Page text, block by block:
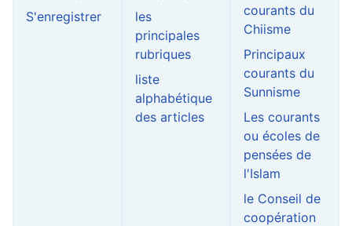
S'enregistrer
les
principales
rubriques
liste
alphabétique
des articles
courants du
Chiisme
Principaux
courants du
Sunnisme
Les courants
ou écoles de
pensées de
l'Islam
le Conseil de
coopération